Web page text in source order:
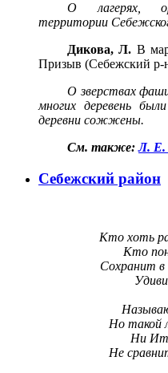
О лагерях,
территории
Дикова, Л. В
Призыв (Себежский р-
О зверствах
многих деревень
деревни сожжены.
См. также:Л. Е.
Себежский район
Кто хоть
Кто
Сохранит в
Но такой
Ни
Не